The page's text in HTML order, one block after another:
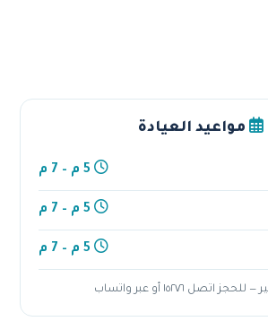
مواعيد العيادة
اتصل ١٥٢٧٦ أو عبر واتساب